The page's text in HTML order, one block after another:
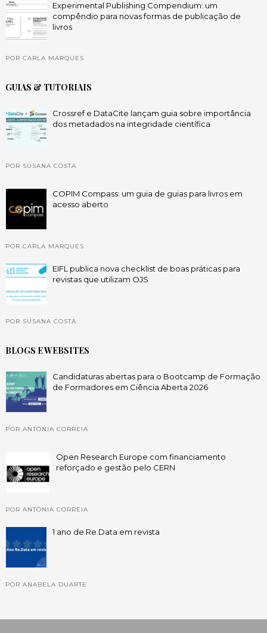
Experimental Publishing Compendium: um
compêndio para novas formas de publicação de
livros
POR CARLA MARQUES
GUIAS & TUTORIAIS
Crossref e DataCite lançam guia sobre importância
dos metadados na integridade científica
POR SUSANA COSTA
COPIM Compass: um guia de guias para livros em
acesso aberto
POR CARLA MARQUES
EIFL publica nova checklist de boas práticas para
revistas que utilizam OJS
POR SUSANA COSTA
BLOGS E WEBSITES
Candidaturas abertas para o Bootcamp de Formação
de Formadores em Ciência Aberta 2026
POR ANTÓNIA CORREIA
Open Research Europe com financiamento
reforçado e gestão pelo CERN
POR ANTÓNIA CORREIA
1 ano de Re.Data em revista
POR ANABELA DUARTE